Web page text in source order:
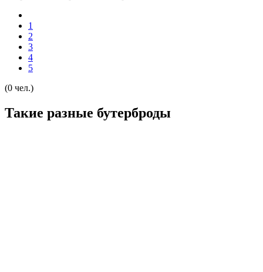
1
2
3
4
5
(0 чел.)
Такие разные бутерброды